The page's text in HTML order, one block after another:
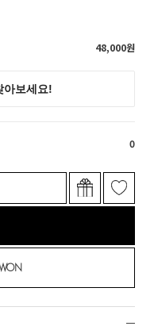
48,000원
0